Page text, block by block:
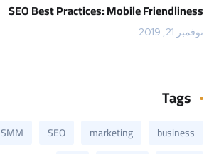
SEO Best Practices: Mobile Friendliness
نوفمبر 21, 2019
Tags
business
marketing
SEO
SMM